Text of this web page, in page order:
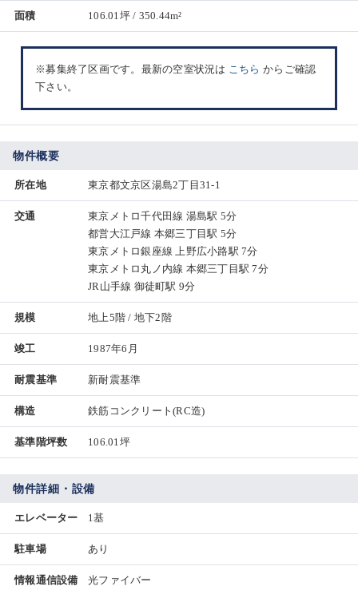
面積 106.01坪 / 350.44m²
※募集終了区画です。最新の空室状況は こちら からご確認
下さい。
物件概要
所在地 東京都文京区湯島2丁目31-1
交通
東京メトロ千代田線 湯島駅 5分
都営大江戸線 本郷三丁目駅 5分
東京メトロ銀座線 上野広小路駅 7分
東京メトロ丸ノ内線 本郷三丁目駅 7分
JR山手線 御徒町駅 9分
規模 地上5階 / 地下2階
竣工 1987年6月
耐震基準 新耐震基準
構造 鉄筋コンクリート(RC造)
基準階坪数 106.01坪
物件詳細・設備
エレベーター 1基
駐車場 あり
情報通信設備 光ファイバー